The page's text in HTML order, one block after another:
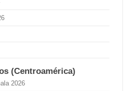
(Centroamérica)
2026